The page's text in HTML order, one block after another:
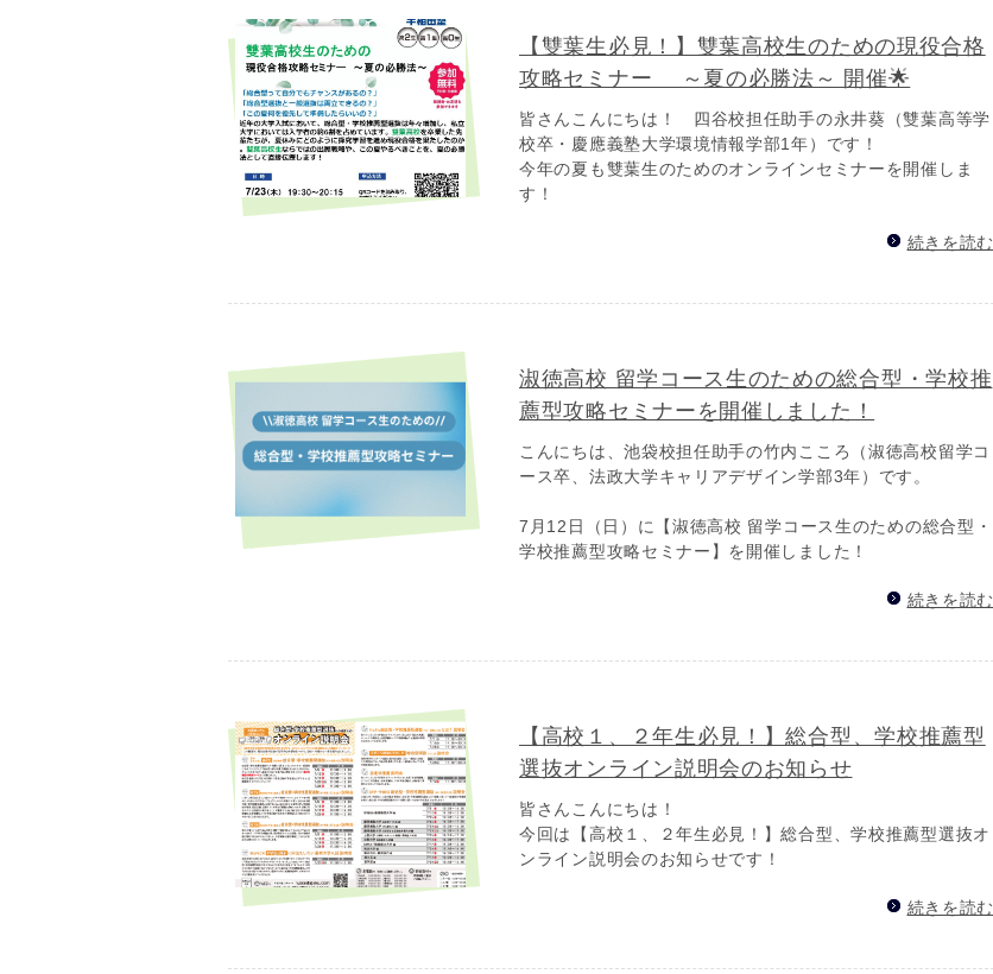
【雙葉生必見！】雙葉高校生のための現役合格
攻略セミナー ～夏の必勝法～ 開催🌟
皆さんこんにちは！ 四谷校担任助手の永井葵（雙葉高等学
校卒・慶應義塾大学環境情報学部1年）です！
今年の夏も雙葉生のためのオンラインセミナーを開催しま
す！
続きを読む
淑徳高校 留学コース生のための総合型・学校推
薦型攻略セミナーを開催しました！
こんにちは、池袋校担任助手の竹内こころ（淑徳高校留学コ
ース卒、法政大学キャリアデザイン学部3年）です。
7月12日（日）に【淑徳高校 留学コース生のための総合型・
学校推薦型攻略セミナー】を開催しました！
続きを読む
【高校１、２年生必見！】総合型、学校推薦型
選抜オンライン説明会のお知らせ
皆さんこんにちは！
今回は【高校１、２年生必見！】総合型、学校推薦型選抜オ
ンライン説明会のお知らせです！
続きを読む